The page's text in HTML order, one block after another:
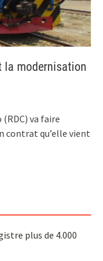
la modernisation
va faire
contrat qu’elle vient
plus de 4.000